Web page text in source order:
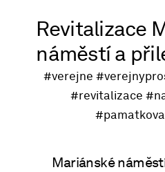
Revitalizace
náměstí a
#verejne
#revitalizace
Mariánské